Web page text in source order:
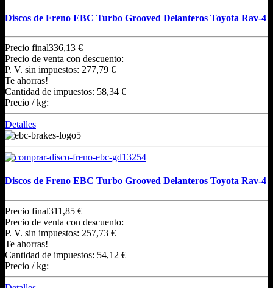
Discos de Freno EBC Turbo Grooved Delanteros Toyota Rav-4
Precio final336,13 €
Precio de venta con descuento:
P. V. sin impuestos: 277,79 €
Te ahorras!
Cantidad de impuestos: 58,34 €
Precio / kg:
Detalles
Discos de Freno EBC Turbo Grooved Delanteros Toyota Rav-4
Precio final311,85 €
Precio de venta con descuento:
P. V. sin impuestos: 257,73 €
Te ahorras!
Cantidad de impuestos: 54,12 €
Precio / kg: